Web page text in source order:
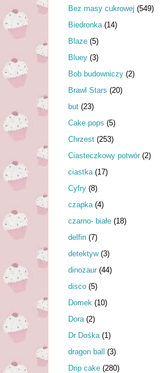
Bez masy cukrowej (549)
Biedronka (14)
Blaze (5)
Bluey (3)
Bob budowniczy (2)
Brawl Stars (20)
but (23)
Cake pops (5)
Chrzest (253)
Ciasteczkowy potwór (2)
ciastka (17)
Cyfry (8)
czapka (4)
czarno- białe (18)
delfin (7)
detektyw (3)
dinozaur (44)
disco (5)
Domek (10)
Dora (2)
Dr Dośka (1)
dragon ball (3)
Drip cake (280)